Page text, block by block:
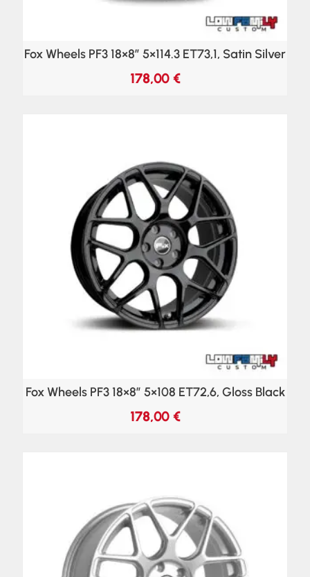
Fox Wheels PF3 18×8″ 5×114.3 ET73,1, Satin Silver
178,00 €
Fox Wheels PF3 18×8″ 5×108 ET72,6, Gloss Black
178,00 €